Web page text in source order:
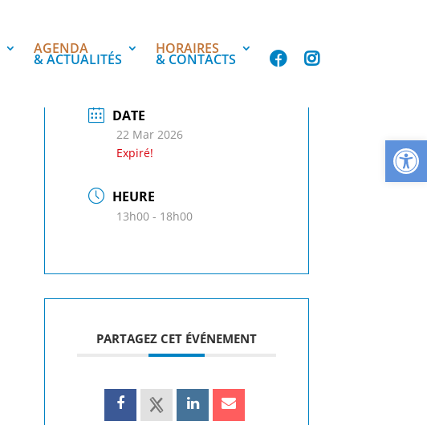
AGENDA
& ACTUALITÉS
HORAIRES
& CONTACTS
DATE
22 Mar 2026
Expiré!
HEURE
13h00 - 18h00
PARTAGEZ CET ÉVÉNEMENT
Ouvrir